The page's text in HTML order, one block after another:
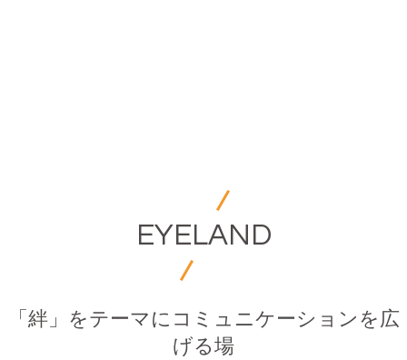
EYELAND
「絆」をテーマにコミュニケーションを広
げる場